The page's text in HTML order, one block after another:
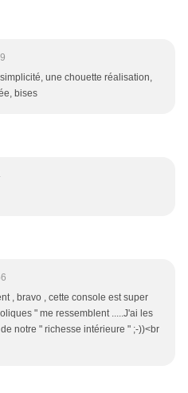
une chouette réalisation,
bises
, bravo , cette console est super
" me ressemblent .....J'ai les
notre " richesse intérieure " ;-))<br